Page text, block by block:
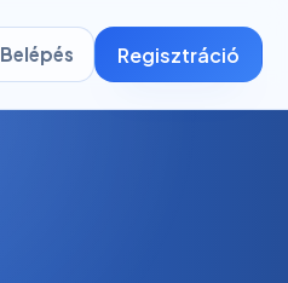
Belépés Regisztráció